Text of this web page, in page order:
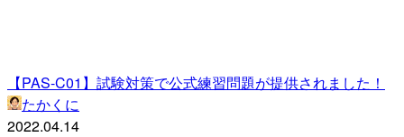
【PAS-C01】試験対策で公式練習問題が提供されました！
たかくに
2022.04.14